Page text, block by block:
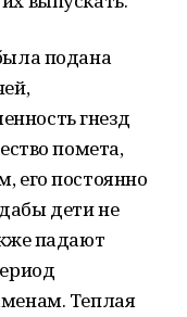
подана
гнезд
помета,
его постоянно
дети не
падают
Теплая